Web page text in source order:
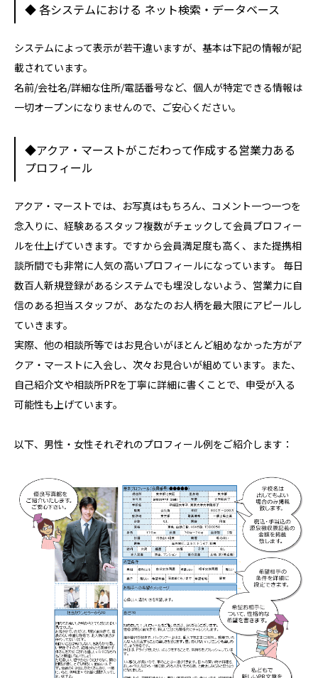
◆ 各システムにおける ネット検索・データベース
システムによって表示が若干違いますが、基本は下記の情報が記
載されています。
名前/会社名/詳細な住所/電話番号など、個人が特定できる情報は
一切オープンになりませんので、ご安心ください。
◆アクア・マーストがこだわって作成する営業力ある
プロフィール
アクア・マーストでは、お写真はもちろん、コメント一つ一つを
念入りに、経験あるスタッフ複数がチェックして会員プロフィー
ルを仕上げていきます。ですから会員満足度も高く、また提携相
談所間でも非常に人気の高いプロフィールになっています。 毎日
数百人新規登録があるシステムでも埋没しないよう、営業力に自
信のある担当スタッフが、あなたのお人柄を最大限にアピールし
ていきます。
実際、他の相談所等ではお見合いがほとんど組めなかった方がア
クア・マーストに入会し、次々お見合いが組めています。また、
自己紹介文や相談所PRを丁寧に詳細に書くことで、申受が入る
可能性も上げています。
以下、男性・女性それぞれのプロフィール例をご紹介します：